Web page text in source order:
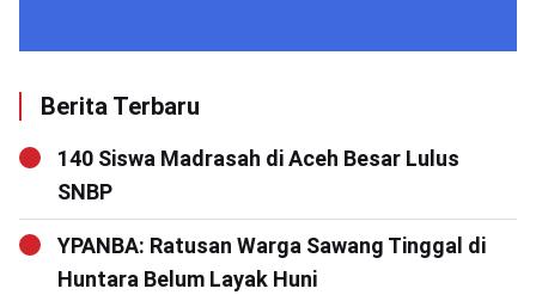
Berita Terbaru
140 Siswa Madrasah di Aceh Besar Lulus
SNBP
YPANBA: Ratusan Warga Sawang Tinggal di
Huntara Belum Layak Huni